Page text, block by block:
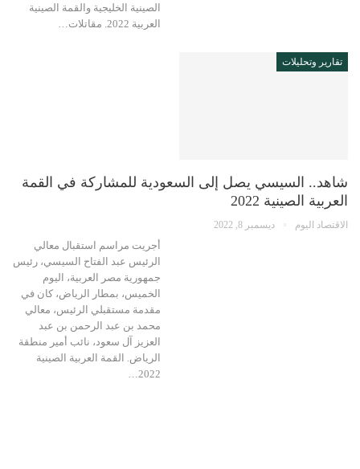
الصينية الخليجية والقمة الصينية
العربية 2022. مقاتلات…
تقارير وتحليلات
شاهد.. السيسي يصل إلى السعودية للمشاركة في القمة
العربية الصينية 2022
الاقتصاد اليوم ديسمبر 8, 2022
أجريت مراسم استقبال معالي
الرئيس عبد الفتاح السيسي، رئيس
جمهورية مصر العربية، اليوم
الخميس، بمطار الرياض، كان في
مقدمة مستقبلي الرئيس، معالي
محمد بن عبد الرحمن بن عبد
العزيز آل سعود، نائب أمير منطقة
الرياض. القمة العربية الصينية
2022…